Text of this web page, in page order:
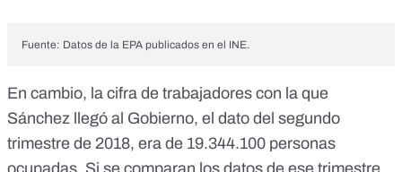
Fuente: Datos de la EPA publicados en el INE.
En cambio, la cifra de trabajadores con la que
Sánchez llegó al Gobierno, el dato del segundo
trimestre de 2018, era de 19.344.100 personas